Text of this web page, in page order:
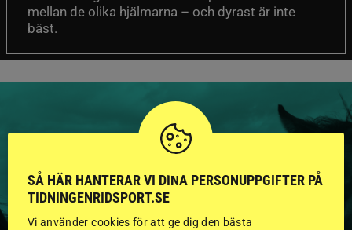
mellan de olika hjälmarna – och dyrast är inte
bäst.
GODKÄNDA HINGSTAR I
SÅ HÄR HANTERAR VI DINA PERSONUPPGIFTER PÅ
TIDNINGENRIDSPORT.SE
Vi använder cookies för att ge dig den bästa